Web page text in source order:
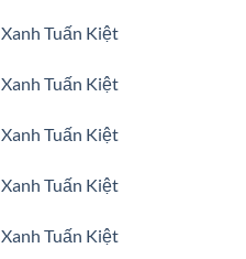
Tuấn Kiệt
Tuấn Kiệt
Tuấn Kiệt
Tuấn Kiệt
Tuấn Kiệt